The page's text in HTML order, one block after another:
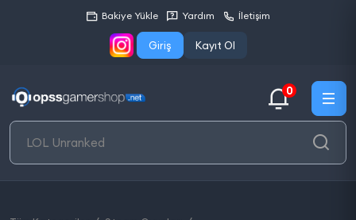
Bakiye Yükle Yardım İletişim
Giriş Kayıt Ol
0